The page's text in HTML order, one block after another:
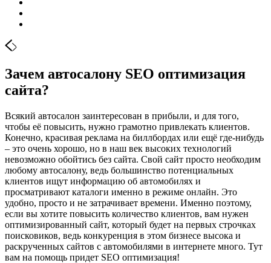
Зачем автосалону SЕО оптимизация
сайта?
Всякий автосалон заинтересован в прибыли, и для того,
чтобы её повысить, нужно грамотно привлекать клиентов.
Конечно, красивая реклама на биллбордах или ещё где-нибудь
– это очень хорошо, но в наш век высоких технологий
невозможно обойтись без сайта. Свой сайт просто необходим
любому автосалону, ведь большинство потенциальных
клиентов ищут информацию об автомобилях и
просматривают каталоги именно в режиме онлайн. Это
удобно, просто и не затрачивает времени. Именно поэтому,
если вы хотите повысить количество клиентов, вам нужен
оптимизированный сайт, который будет на первых строчках
поисковиков, ведь конкуренция в этом бизнесе высока и
раскрученных сайтов с автомобилями в интернете много. Тут
вам на помощь придет SEO оптимизация!